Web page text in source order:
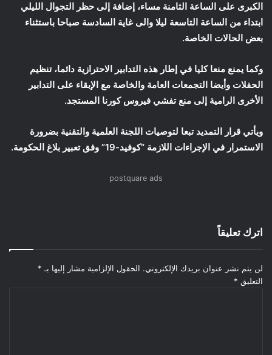
الكبرى على الساعة الثامنة مساء، إضافة إلى حظر التجوال الليلي
ابتداء من الساعة التاسعة ليلا والى غاية السادسة صباحا باستثناء
بعض الحالات الخاصة.
وكما يمنع منعا كليا في إطار هذه التدابير الاحترازية دائما، تنظيم
الحفلات وأيضا التجمعات العامة والخاصة مع الإبقاء على التدابير
الأخرى الرامية إلى منع تفشي فيروس كورنا المستجد.
ويأتي قرار التمديد تبعا لتوصيات اللجنة العلمية والتقنية بضرورة
الاستمرار في الإجراءات اللازمة “كوفيد-19” وفق تعبير بلاغ الحكومة.
postquare ads
اترك تعليقاً
لن يتم نشر عنوان بريدك الإلكتروني. الحقول الإلزامية مشار إليها بـ *
التعليق *